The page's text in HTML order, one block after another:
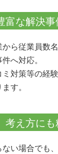
富な解決事
ら従業員数
へ対応。
対策等の経
す。
考え方にも
い場合でも